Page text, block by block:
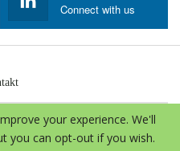
Connect with us
Sva prava zadržava.
your experience. We'll
you can opt-out if you wish.